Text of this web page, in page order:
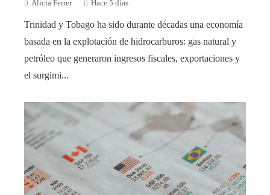
Alicia Ferrer Hace 5 días
Trinidad y Tobago ha sido durante décadas una economía
basada en la explotación de hidrocarburos: gas natural y
petróleo que generaron ingresos fiscales, exportaciones y
el surgimi...